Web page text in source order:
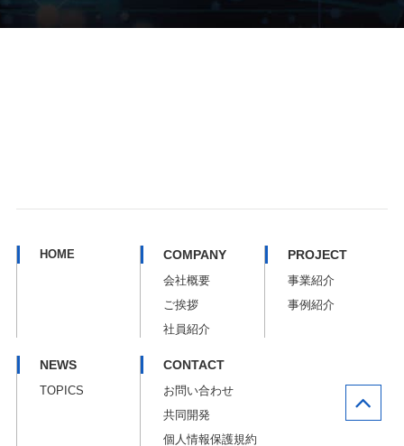
HOME COMPANY
会社概要
ご挨拶
社員紹介
PROJECT
事業紹介
事例紹介
NEWS
TOPICS
CONTACT
お問い合わせ
共同開発
個人情報保護規約